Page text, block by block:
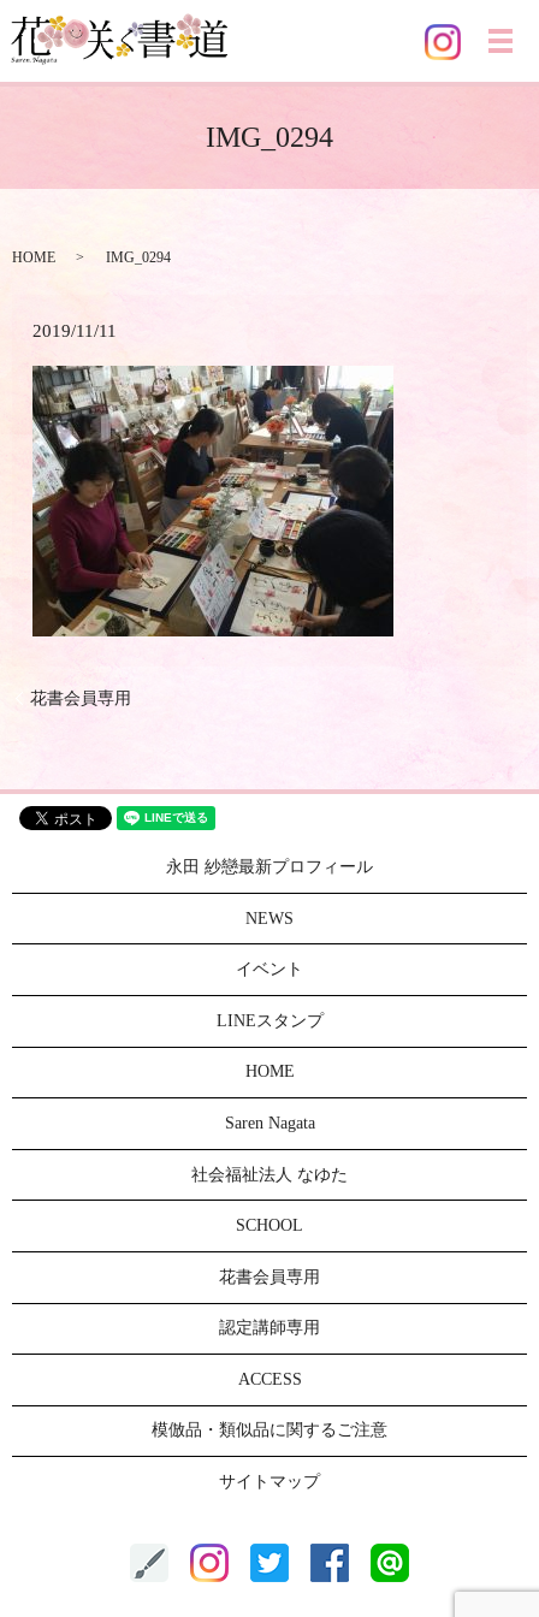
メ
IMG_0294
HOME IMG_0294
2019/11/11
花書会員専用
永田 紗戀最新プロフィール
NEWS
イベント
LINEスタンプ
HOME
Saren Nagata
社会福祉法人 なゆた
SCHOOL
花書会員専用
認定講師専用
ACCESS
模倣品・類似品に関するご注意
サイトマップ